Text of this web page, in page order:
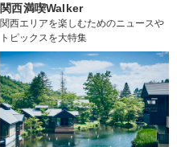
関西満喫Walker
関西エリアを楽しむためのニュースや
トピックスを大特集